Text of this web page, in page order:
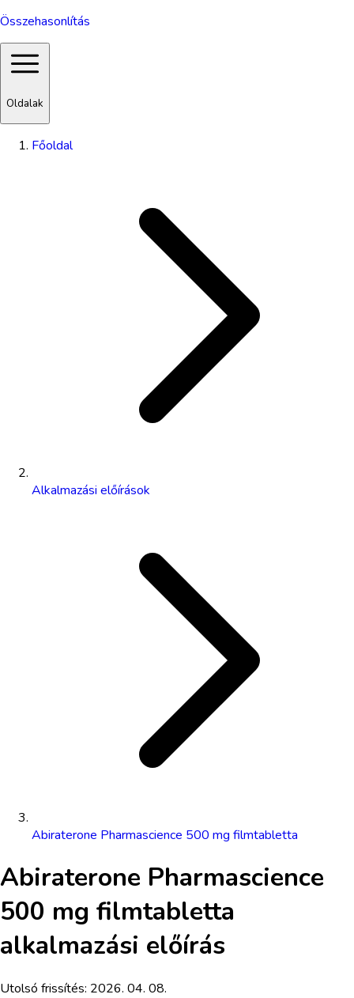
Összehasonlítás
Oldalak
Főoldal
Alkalmazási előírások
Abiraterone Pharmascience 500 mg filmtabletta
Abiraterone Pharmascience
500 mg filmtabletta
alkalmazási előírás
Utolsó frissítés: 2026. 04. 08.